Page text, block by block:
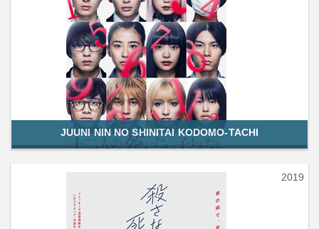
JUUNI NIN NO SHINITAI KODOMO-TACHI
2019